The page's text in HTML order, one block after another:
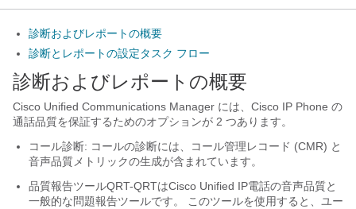
診断およびレポートの概要
診断とレポートの設定タスク フロー
診断およびレポートの概要
Cisco Unified Communications Manager には、Cisco IP Phone の
通話品質を保証するためのオプションが 2 つあります。
コール診断: コールの診断には、コール管理レコード (CMR) と
音声品質メトリックの生成が含まれています。
品質報告ツールQRT-QRTはCisco Unified IP電話の音声品質と
一般的な問題報告ツールです。 このツールを使用すると、ユー